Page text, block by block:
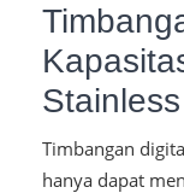
Timbangan
hanya dapat